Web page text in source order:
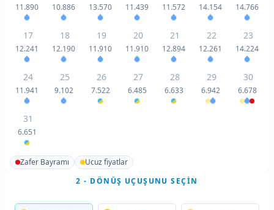
11.890 10.886 13.570 11.439 11.572 14.154 14.766
17
12.241
18
12.190
19
11.910
20
11.910
21
12.894
22
12.261
23
14.224
24
11.941
25
9.102
26
7.522
27
6.485
28
6.633
29
6.942
30
6.678
31
6.651
Zafer Bayramı
Ucuz fiyatlar
2 - DÖNÜŞ UÇUŞUNU SEÇIN